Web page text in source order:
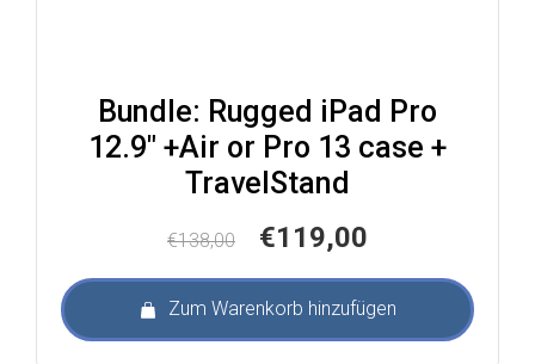
Bundle: Rugged iPad Pro
12.9″ +Air or Pro 13 case +
TravelStand
€138,00
Ursprünglicher
war:
€138,00
€119,00
ist:
€119,00.
Zum Warenkorb hinzufügen